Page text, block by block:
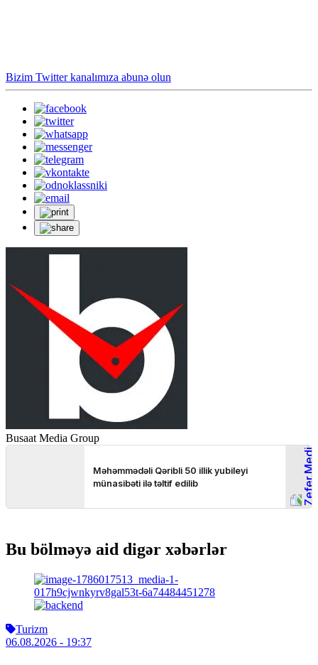
Bizim Twitter kanalımıza abunə olun
Busaat Media Group
Bu bölməyə aid digər xəbərlər
Turizm
06.08.2026 - 19:37